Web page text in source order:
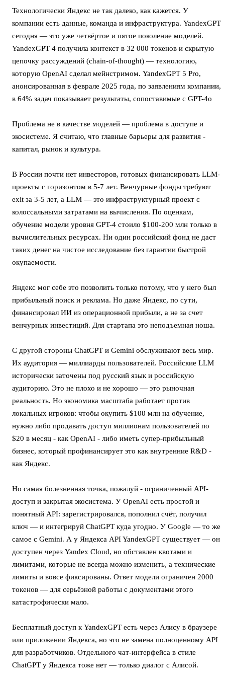
Технологически Яндекс не так далеко, как кажется. У
компании есть данные, команда и инфраструктура. YandexGPT
сегодня — это уже четвёртое и пятое поколение моделей.
YandexGPT 4 получила контекст в 32 000 токенов и скрытую
цепочку рассуждений (chain-of-thought) — технологию,
которую OpenAI сделал мейнстримом. YandexGPT 5 Pro,
анонсированная в феврале 2025 года, по заявлениям компании,
в 64% задач показывает результаты, сопоставимые с GPT-4o
Проблема не в качестве моделей — проблема в доступе и
экосистеме. Я считаю, что главные барьеры для развития -
капитал, рынок и культура.
В России почти нет инвесторов, готовых финансировать LLM-
проекты с горизонтом в 5-7 лет. Венчурные фонды требуют
exit за 3-5 лет, а LLM — это инфраструктурный проект с
колоссальными затратами на вычисления. По оценкам,
обучение модели уровня GPT-4 стоило $100-200 млн только в
вычислительных ресурсах. Ни один российский фонд не даст
таких денег на чистое исследование без гарантии быстрой
окупаемости.
Яндекс мог себе это позволить только потому, что у него был
прибыльный поиск и реклама. Но даже Яндекс, по сути,
финансировал ИИ из операционной прибыли, а не за счет
венчурных инвестиций. Для стартапа это неподъемная ноша.
С другой стороны ChatGPT и Gemini обслуживают весь мир.
Их аудитория — миллиарды пользователей. Российские LLM
исторически заточены под русский язык и российскую
аудиторию. Это не плохо и не хорошо — это рыночная
реальность. Но экономика масштаба работает против
локальных игроков: чтобы окупить $100 млн на обучение,
нужно либо продавать доступ миллионам пользователей по
$20 в месяц - как OpenAI - либо иметь супер-прибыльный
бизнес, который профинансирует это как внутренние R&D -
как Яндекс.
Но самая болезненная точка, пожалуй - ограниченный API-
доступ и закрытая экосистема. У OpenAI есть простой и
понятный API: зарегистрировался, пополнил счёт, получил
ключ — и интегрируй ChatGPT куда угодно. У Google — то же
самое с Gemini. А у Яндекса API YandexGPT существует — он
доступен через Yandex Cloud, но обставлен квотами и
лимитами, которые не всегда можно изменить, а технические
лимиты и вовсе фиксированы. Ответ модели ограничен 2000
токенов — для серьёзной работы с документами этого
катастрофически мало.
Бесплатный доступ к YandexGPT есть через Алису в браузере
или приложении Яндекса, но это не замена полноценному API
для разработчиков. Отдельного чат-интерфейса в стиле
ChatGPT у Яндекса тоже нет — только диалог с Алисой.